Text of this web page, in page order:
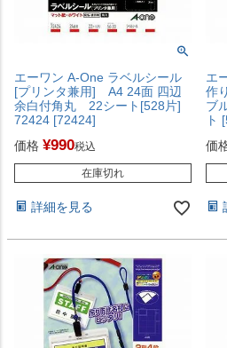
エーワン A-One ラベルシール
[プリンタ兼用] A4 24面 四辺
余白付角丸 22シート[528片]
72424 [72424]
価格 ¥990税込
在庫切れ
詳細を見る
エ
作
ブ
ト
価